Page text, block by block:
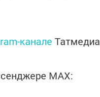
канале Татмедиа
MАХ: